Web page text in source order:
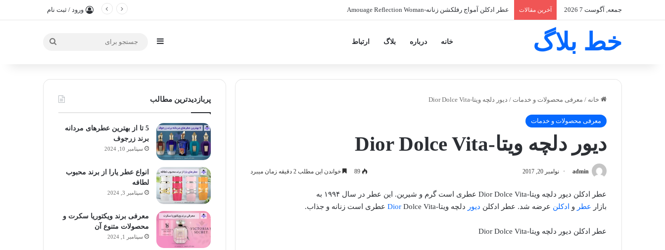
جمعه, آگوست 7 2026 آخرین مقالات عطر ادکلن آمواج میتس زنانه -Amouage Myths ورود / ثبت نام
خط بلاگ خانه درباره بلاگ ارتباط سایدبار جستجو
خانه / معرفی محصولات و خدمات / دیور دلچه ویتا-Dior Dolce Vita
معرفی محصولات و خدمات
دیور دلچه ویتا-Dior Dolce Vita
admin نوامبر 20, 2017 89 خواندن این مطلب 2 دقیقه زمان میبرد
عطر ادکلن دیور دلچه ویتا-Dior Dolce Vita عطری است گرم و شیرین. این عطر در سال ۱۹۹۴ به
بازار عطر و ادکلن عرضه شد. عطر ادکلن دیور دلچه ویتا- Dior Dolce Vita عطری است زنانه و جذاب.
عطر ادکلن دیور دلچه ویتا-Dior Dolce Vita
پربازدیدترین مطالب
5 تا از بهترین عطرهای مردانه
برند زرجوف
سپتامبر 10, 2024
انواع عطر یارا از برند محبوب
لطافه
سپتامبر 3, 2024
معرفی برند ویکتوریا سکرت و
محصولات متنوع آن
سپتامبر 1, 2024